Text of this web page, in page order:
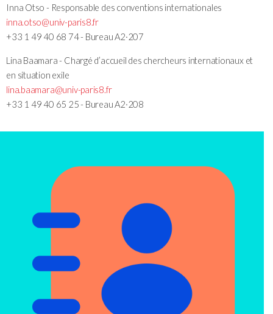
Inna Otso - Responsable des conventions internationales
inna.otso@univ-paris8.fr
+33 1 49 40 68 74 - Bureau A2·207
Lina Baamara - Chargé d’accueil des chercheurs internationaux et
en situation exile
lina.baamara@univ-paris8.fr
+33 1 49 40 65 25 - Bureau A2·208